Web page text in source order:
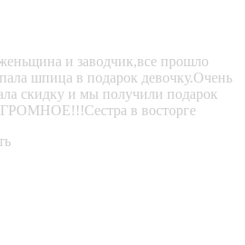
и заводчик,все прошло
шпица в подарок девочку.Очень
скидку и мы получили подарок
в восторге